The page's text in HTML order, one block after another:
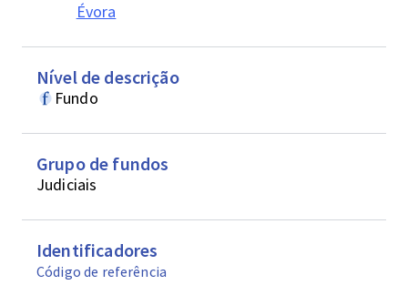
Évora
Nível de descrição
Fundo
Grupo de fundos
Judiciais
Identificadores
Código de referência